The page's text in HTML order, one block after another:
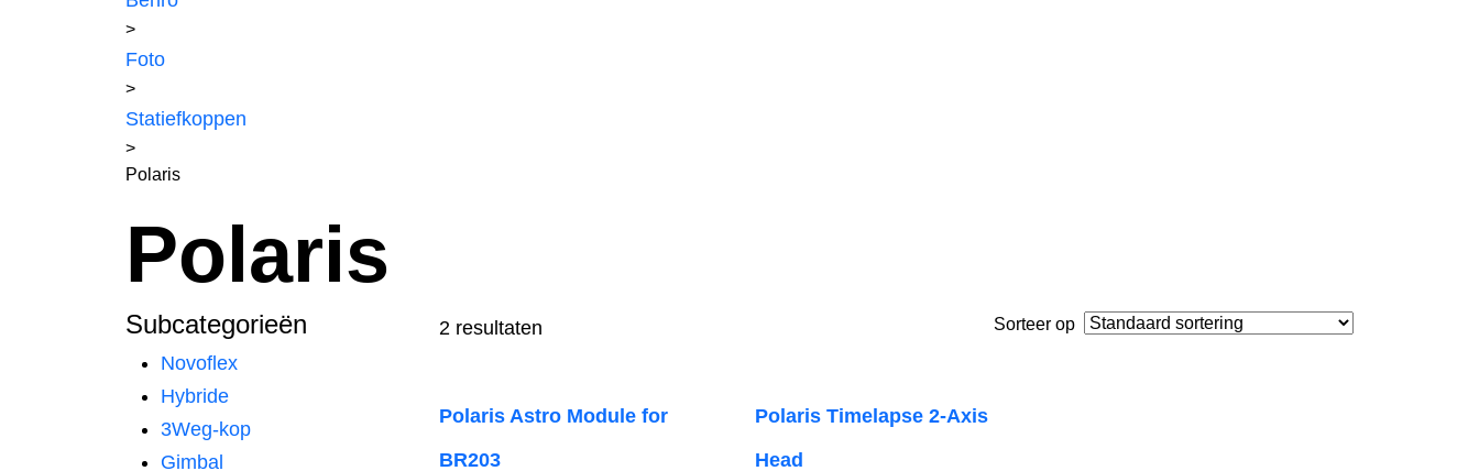
>
Foto
>
Statiefkoppen
>
Polaris
Polaris
Subcategorieën
Novoflex
Hybride
3Weg-kop
Gimbal
2 resultaten Sorteer op
Polaris Astro Module for
BR203
Polaris Timelapse 2-Axis
Head